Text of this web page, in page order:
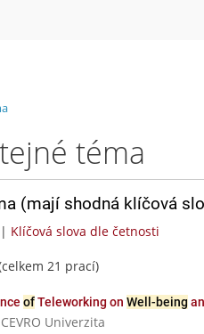
téma
(mají shodná klíčová
| Klíčová slova dle četnosti
21 prací)
ofTeleworking on Well-being
Univerzita